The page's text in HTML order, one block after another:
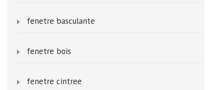
fenetre basculante
fenetre bois
fenetre cintree